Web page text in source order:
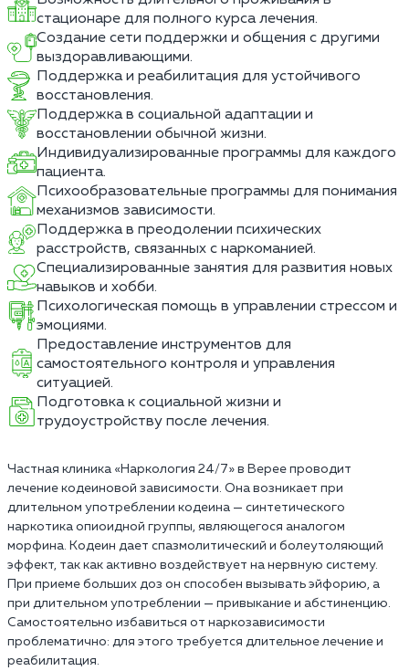
стационаре для полного курса лечения.
Создание сети поддержки и общения с другими
выздоравливающими.
Поддержка и реабилитация для устойчивого
восстановления.
Поддержка в социальной адаптации и
восстановлении обычной жизни.
Индивидуализированные программы для каждого
пациента.
Психообразовательные программы для понимания
механизмов зависимости.
Поддержка в преодолении психических
расстройств, связанных с наркоманией.
Специализированные занятия для развития новых
навыков и хобби.
Психологическая помощь в управлении стрессом и
эмоциями.
Предоставление инструментов для
самостоятельного контроля и управления
ситуацией.
Подготовка к социальной жизни и
трудоустройству после лечения.
Частная клиника «Наркология 24/7» в Верее проводит
лечение кодеиновой зависимости. Она возникает при
длительном употреблении кодеина — синтетического
наркотика опиоидной группы, являющегося аналогом
морфина. Кодеин дает спазмолитический и болеутоляющий
эффект, так как активно воздействует на нервную систему.
При приеме больших доз он способен вызывать эйфорию, а
при длительном употреблении — привыкание и абстиненцию.
Самостоятельно избавиться от наркозависимости
проблематично: для этого требуется длительное лечение и
реабилитация.